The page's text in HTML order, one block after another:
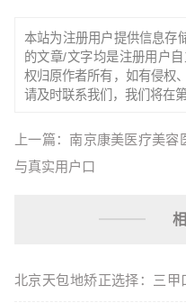
本站为注册用户提供信息存
的文章/文字均是注册用户
权归原作者所有，如有侵权
请及时联系我们，我们将在
上一篇：南京康美医疗美
与真实用户口
北京天包地矫正选择：三甲